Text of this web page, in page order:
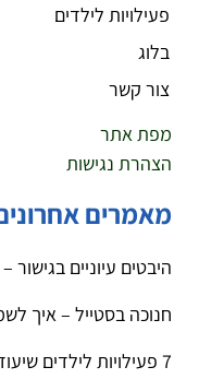
פעילויות לילדים
בלוג
צור קשר
מפת אתר
הצהרת נגישות
מאמרים
היבטים עיוניים
חנוכה בסטייל – איך
7 פעילויות לילדים שיעודדו חשיבה יצירתית מחוץ לקופסא